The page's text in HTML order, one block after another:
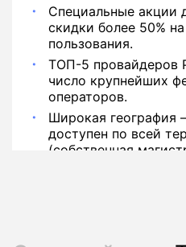
Специальные акции
скидки более 50%
пользования.
ТОП-5 провайдеров
число крупнейших
операторов.
Широкая география
доступен по всей
(собственная